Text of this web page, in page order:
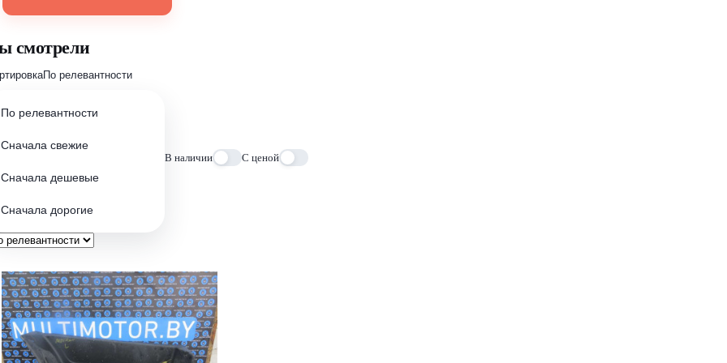
смотрели
По релевантности
По релевантности
Сначала свежие
Сначала дешевые
Сначала дорогие
В наличии С ценой